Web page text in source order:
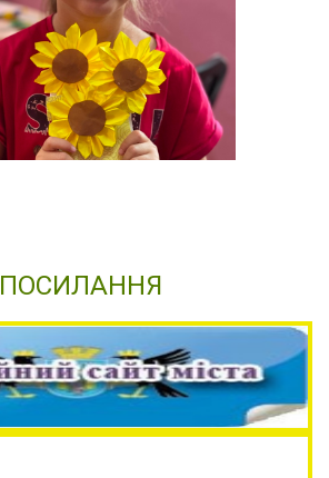
ПОСИЛАННЯ